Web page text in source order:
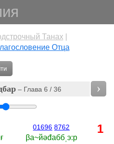
Танах
Отца
– Глава 6 / 36 ›
01696 8762
βа~йәđаббˌэ:р
1